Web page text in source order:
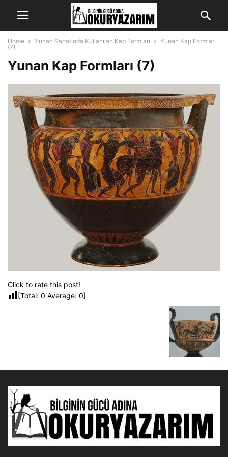
Home Yunan Sanatında Kullanılan Kap Formları
Yunan Kap Formları
(7)
Yunan Kap Formları (7)
Click to rate this post!
[Total: 0 Average: 0]